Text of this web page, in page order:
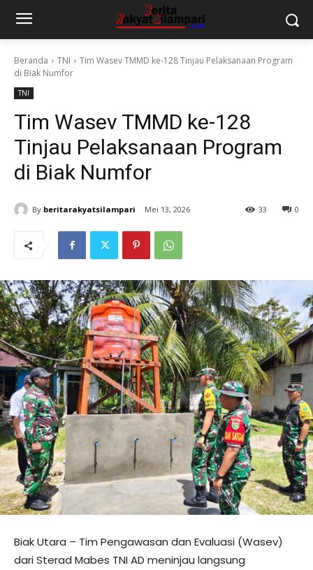
Beranda TNI
Tim Wasev TMMD ke-128 Tinjau Pelaksanaan Program
di Biak Numfor
TNI
Tim Wasev TMMD ke-128
Tinjau Pelaksanaan Program
di Biak Numfor
By beritarakyatsilampari Mei 13, 2026 0
33
Biak Utara – Tim Pengawasan dan Evaluasi (Wasev)
dari Sterad Mabes TNI AD meninjau langsung